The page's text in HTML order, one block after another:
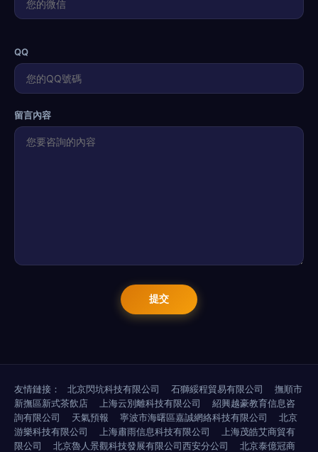
QQ
留言內容
友情鏈接： 北京閃坑科技有限公司 石獅綏程貿易有限公司
撫順市
新撫區新式茶飲店
上海云別離科技有限公司
紹興越豪教育信息咨
詢有限公司
天氣預報 寧波市海曙區嘉誠網絡科技有限公司
北京
游樂科技有限公司
上海肅雨信息科技有限公司
上海茂皓艾商貿有
限公司
北京魯人景觀科技發展有限公司西安分公司
北京泰億冠商